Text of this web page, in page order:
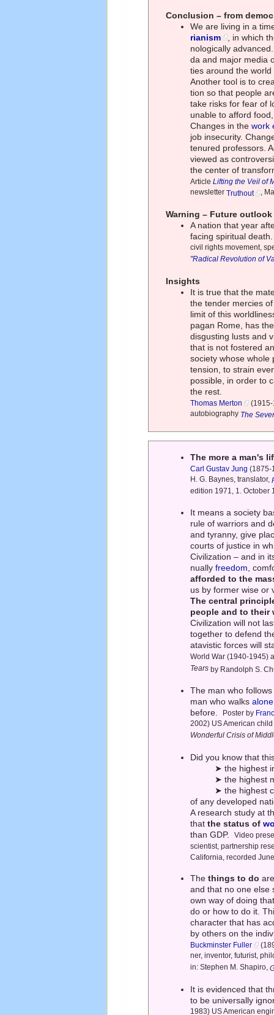
Conclusion – from
We are living in a
rianism
, in which
nologically
da and major media
ties around the
Another tool is to
tion so that people
take risks for fear of
unable to afford
Changes in thework
job insecurity.
tenured professors.
viewed as
the center of
ArticleLifting the Veil of
newsletterTruthout ,
Warning – Future outlook
A nation that year
facing spiritual
civil rights movement,
"Radical Revolution of
Insights
It is true that the
the tender mercies
limit of this
pagan Rome, has
disgusting lusts and
that is not fostered
society whose whole
tension, to strain
possible, in order to
the rest.
Thomas Merton (1915-
autobiography The
The more a man's
Carl Gustav Jung (1875-
H. G. Baynes, translator,
edition 1971, 1. October
It means a society
rule of warriors and
and tyranny, give
courts of justice in
Civilization – and in
nuallyfreedom ,
afforded to the
us by former wise or
The central
people and to their
Civilization will not
together to defend
atavistic forces will
World War (1940-1945)
Tears by Randolph S.
The man who
man who walksalone
before.
Poster by
2002) US American
Wonderful Crisis of
Did you know that
➤ the highest
➤ the highest
➤ the highest
of any developed
A research study at
thatthe status of
than GDP.
Video
scientist, partnership
California, recorded
Thethings to do
and that no one else
own way of doing
do or how to do it.
character that has
by others on the
Buckminster Fuller
ner, inventor, futurist,
in: Stephen M. Shapiro,
It is evidenced that
to be universally
1983) US American